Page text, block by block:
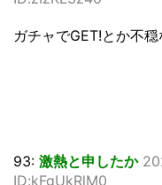
ガチャでGET!とか不
93: 激熱と申したか
ID:kFgUkRlM0